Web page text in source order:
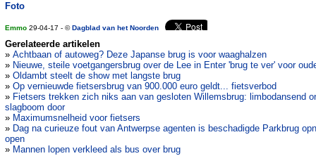
Foto
Emmo 29-04-17 - ©Dagblad van het Noorden
Gerelateerde artikelen
» Achtbaan of autoweg? Deze Japanse brug is voor waaghalzen
» Nieuwe, steile voetgangersbrug over de Lee in Enter 'brug te ver' voor
» Oldambt steelt de show met langste brug
» Op vernieuwde fietsersbrug van 900.000 euro geldt... fietsverbod
» Fietsers trekken zich niks aan van gesloten Willemsbrug: limbodansend
slagboom door
» Maximumsnelheid voor fietsers
» Dag na curieuze fout van Antwerpse agenten is beschadigde Parkbrug
open
» Mannen lopen verkleed als bus over brug